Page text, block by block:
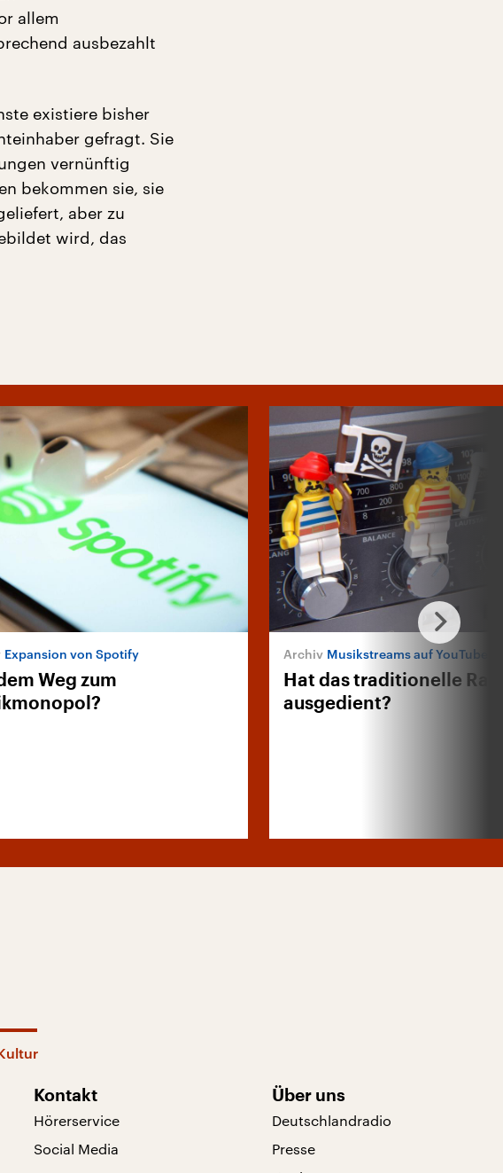
allem
ausbezahlt
existiere bisher
gefragt. Sie
vernünftig
bekommen sie, sie
aber zu
wird, das
Expansion von Spotify
Weg zum
Musikstreams auf YouTube
Hat das traditionelle
ausgedient?
Kontakt
Hörerservice
Social Media
Über uns
Deutschlandradio
Presse